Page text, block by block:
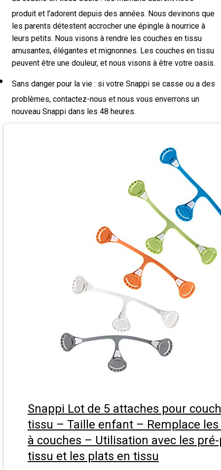
produit et l'adorent depuis des années. Nous devinons que
les parents détestent accrocher une épingle à nourrice à
leurs petits. Nous visons à rendre les couches en tissu
amusantes, élégantes et mignonnes. Les couches en tissu
peuvent être une douleur, et nous visons à être votre oasis.
Sans danger pour la vie : si votre Snappi se casse ou a des
problèmes, contactez-nous et nous vous enverrons un
nouveau Snappi dans les 48 heures.
Snappi Lot de 5 attaches pour
tissu – Taille enfant – Remplace
à couches – Utilisation avec les
tissu et les plats en tissu